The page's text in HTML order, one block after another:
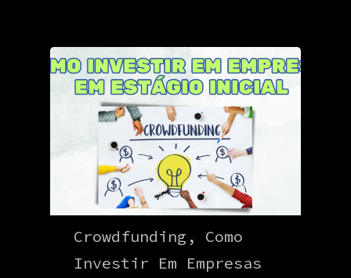
Crowdfunding, Como
Investir Em Empresas